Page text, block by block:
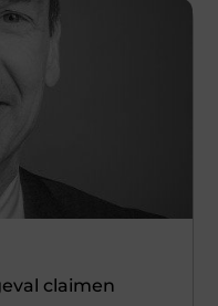
claimen